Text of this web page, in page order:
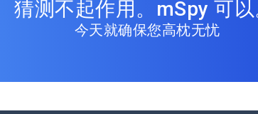
猜测不起作用。mSpy 可
今天就确保您高枕无忧